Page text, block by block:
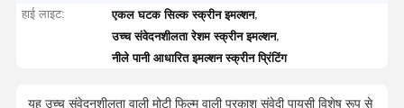
हाई लाइट:
एकल घटक सिल्क स्क्रीन इमल्शन,
उच्च संवेदनशीलता रेशम स्क्रीन इमल्शन,
नीले पानी आधारित इमल्शन स्क्रीन प्रिंटिंग
यह उच्च संवेदनशीलता वाली मोटी फिल्म वाली प्रकाश संवेदी पायसी विशेष रूप से